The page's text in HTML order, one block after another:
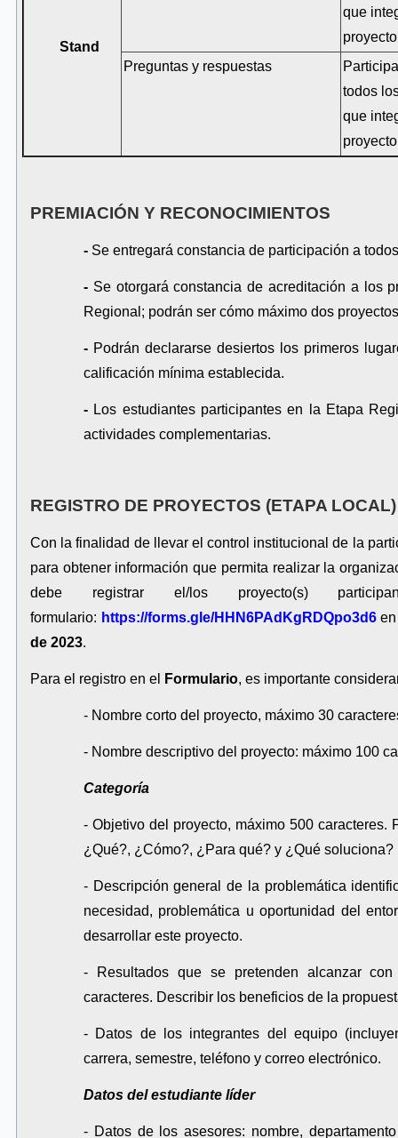
Stand
que
proyecto
Preguntas y respuestas
todos
que
proyecto
PREMIACIÓN Y RECONOCIMIENTOS
- Se entregará constancia de participación a
- Se otorgará constancia de acreditación a los
Regional; podrán ser cómo máximo dos
- Podrán declararse desiertos los primeros
calificación mínima establecida.
- Los estudiantes participantes en la Etapa
actividades complementarias.
REGISTRO DE PROYECTOS (ETAPA
Con la finalidad de llevar el control institucional de la
para obtener información que permita realizar la
debe registrar el/los proyecto(s)
formulario: https://forms.gle/HHN6PAdKgRDQpo3d6 en
de 2023.
Para el registro en el Formulario, es importante
- Nombre corto del proyecto, máximo 30
- Nombre descriptivo del proyecto: máximo 100
Categoría
- Objetivo del proyecto, máximo 500
¿Qué?, ¿Cómo?, ¿Para qué? y ¿Qué soluciona?
- Descripción general de la problemática
necesidad, problemática u oportunidad del
desarrollar este proyecto.
- Resultados que se pretenden alcanzar
caracteres. Describir los beneficios de la
- Datos de los integrantes del equipo
carrera, semestre, teléfono y correo electrónico.
Datos del estudiante líder
- Datos de los asesores: nombre,